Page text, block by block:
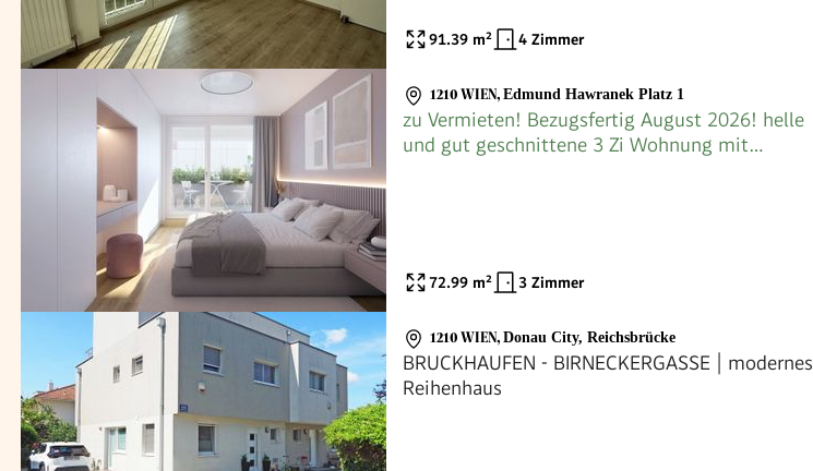
91.39 m² 4 Zimmer
1210 WIEN, Edmund Hawranek Platz 1
zu Vermieten! Bezugsfertig August 2026! helle
und gut geschnittene 3 Zi Wohnung mit
72.99 m² 3 Zimmer
1210 WIEN, Donau City, Reichsbrücke
BRUCKHAUFEN - BIRNECKERGASSE | modernes
Reihenhaus